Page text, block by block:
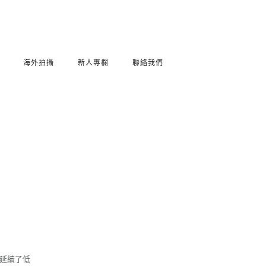
海外拍攝 新人專欄 聯絡我們
續了低